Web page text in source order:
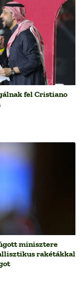
fel Cristiano
minisztere
rakétákkal